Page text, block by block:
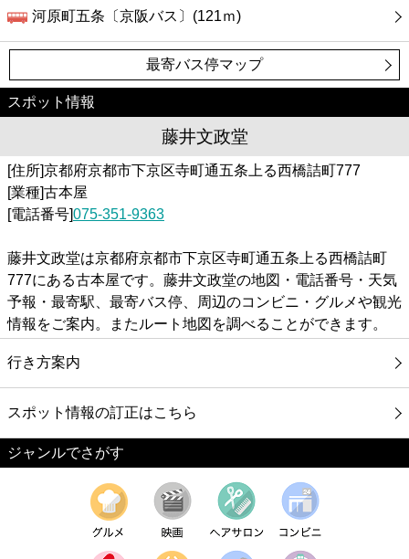
河原町五条〔京阪バス〕(121ｍ)
最寄バス停マップ
スポット情報
藤井文政堂
[住所]京都府京都市下京区寺町通五条上る西橋詰町777
[業種]古本屋
[電話番号]075-351-9363
藤井文政堂は京都府京都市下京区寺町通五条上る西橋詰町
777にある古本屋です。藤井文政堂の地図・電話番号・天気
予報・最寄駅、最寄バス停、周辺のコンビニ・グルメや観光
情報をご案内。またルート地図を調べることができます。
行き方案内
スポット情報の訂正はこちら
ジャンルでさがす